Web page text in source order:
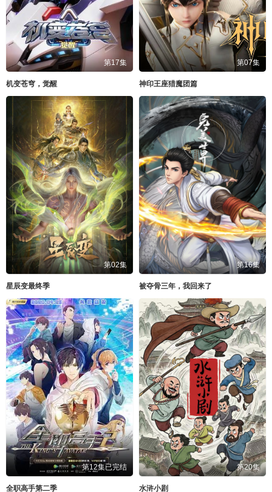
第17集
机变苍穹，觉醒
第07集
神印王座猎魔团篇
第02集
星辰变最终季
第16集
被夺骨三年，我回来了
第12集已完结
全职高手第二季
第20集
水浒小剧